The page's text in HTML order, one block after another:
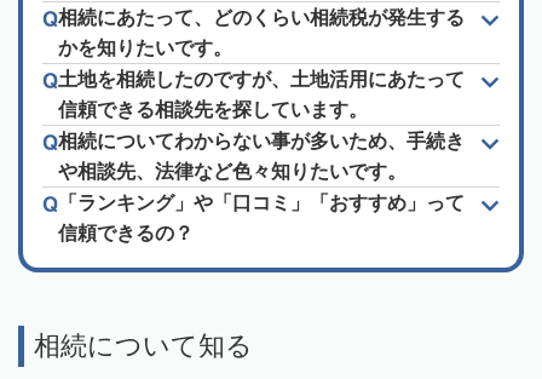
相続にあたって、どのくらい相続税が発生する
かを知りたいです。
土地を相続したのですが、土地活用にあたって
信頼できる相談先を探しています。
相続についてわからない事が多いため、手続き
や相談先、法律など色々知りたいです。
「ランキング」や「口コミ」「おすすめ」って
信頼できるの？
相続について知る